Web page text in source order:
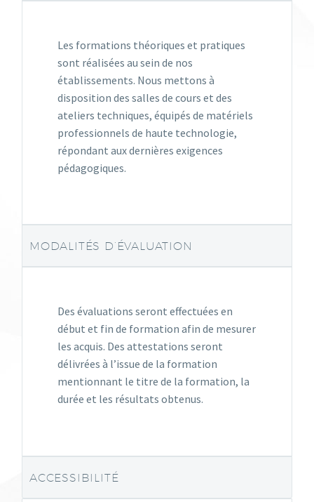
Les formations théoriques et pratiques
sont réalisées au sein de nos
établissements. Nous mettons à
disposition des salles de cours et des
ateliers techniques, équipés de matériels
professionnels de haute technologie,
répondant aux dernières exigences
pédagogiques.
MODALITÉS D’ÉVALUATION
Des évaluations seront effectuées en
début et fin de formation afin de mesurer
les acquis. Des attestations seront
délivrées à l’issue de la formation
mentionnant le titre de la formation, la
durée et les résultats obtenus.
ACCESSIBILITÉ